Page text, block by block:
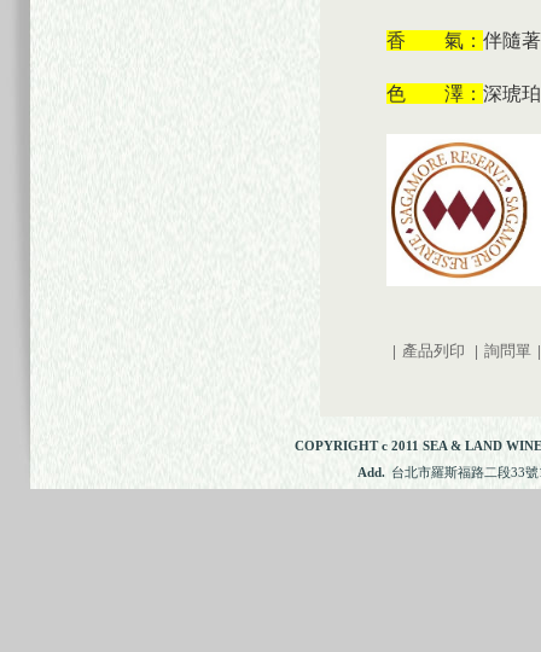
香 氣： 伴隨
色 澤： 深琥
| 產品列印 | 詢問單 |
COPYRIGHT c 2011 SEA & LAND
Add. 台北市羅斯福路二段33號